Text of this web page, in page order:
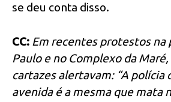
se deu conta disso.
CC: Em recentes protestos na
Paulo e no Complexo da
cartazes alertavam: “A polícia
avenida é a mesma que mata